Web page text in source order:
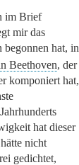
im Brief
mir das
begonnen hat, in
Beethoven, der
komponiert hat,
hat dieser
hätte nicht
gedichtet,